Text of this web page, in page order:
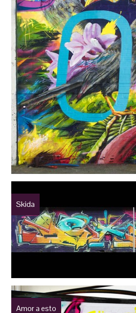
Skida
Amor a esto